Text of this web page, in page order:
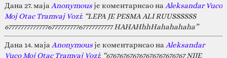
Дана 27. маја Anonymousје коментарисао на Aleksandar Vuco
Moj Otac Tramvaj Vozi: “LEPA JE PESMA ALI RUUSSSSSS
67777777777777677777777767777777777 HAHAHhhHahahahaha”
Дана 14. маја Anonymousје коментарисао на Aleksandar
Vuco Moj Otac Tramvaj Vozi: “676767676767676767676767 NIJE